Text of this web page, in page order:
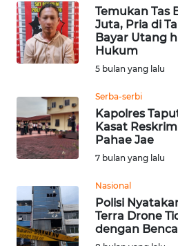
Temukan Tas
Juta, Pria di
Bayar Utang
Hukum
5 bulan yang lalu
Serba-serbi
Kapolres
Kasat
Pahae Jae
7 bulan yang lalu
Nasional
Polisi
Terra Drone
dengan
BERITA
KONTAK
KAMI
INFO
TENTANG
KAMI
PEDOMAN
MEDIA
SIBER